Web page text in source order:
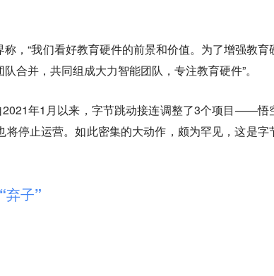
，“我们看好教育硬件的前景和价值。为了增强教育
合并，共同组成大力智能团队，专注教育硬件”。
2021年1月以来，字节跳动接连调整了3个项目——悟
停止运营。如此密集的大动作，颇为罕见，这是字
弃子”